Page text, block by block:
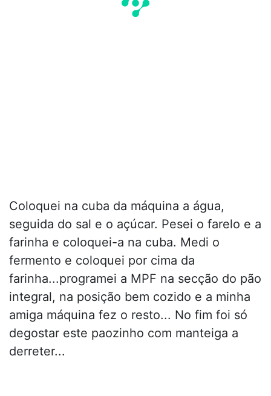
Coloquei na cuba da máquina a água,
seguida do sal e o açúcar. Pesei o farelo e a
farinha e coloquei-a na cuba. Medi o
fermento e coloquei por cima da
farinha...programei a MPF na secção do pão
integral, na posição bem cozido e a minha
amiga máquina fez o resto... No fim foi só
degostar este paozinho com manteiga a
derreter...